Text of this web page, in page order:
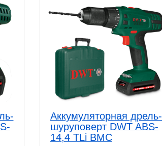
Аккумуляторная дрель-
шуруповерт DWT ABS-
14,4 TLi BMC